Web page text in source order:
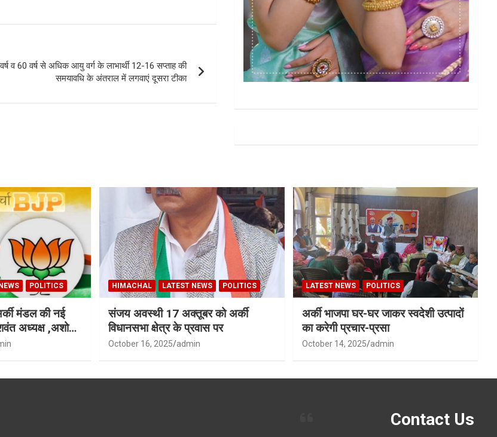
व 60 वर्ष से अधिक आयु वर्ग के लाभार्थी 12-16 सप्ताह की
समयावधि के अंतराल में लगवाएं दूसरा टीका
POLITICS
मंडल की नई
अध्यक्ष ,अशोक
HIMACHAL LATEST NEWS POLITICS
संजय अवस्थी 17 अक्तूबर को अर्की
विधानसभा क्षेत्र के प्रवास पर
October 16, 2025 admin
LATEST NEWS POLITICS
अर्की भाजपा घर-घर जाकर स्वदेशी उत्पादों
का करेगी प्रचार-प्रसा
October 14, 2025 admin
Contact Us